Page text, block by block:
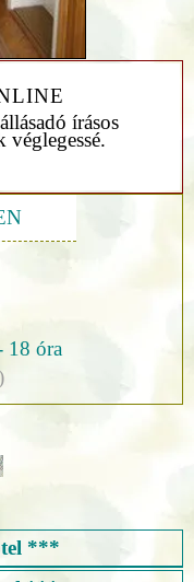
***
írásos
véglegessé.
18 óra